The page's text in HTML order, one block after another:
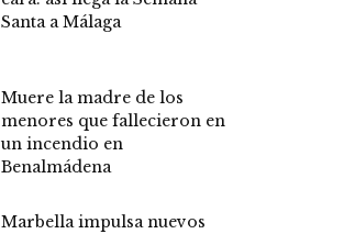
Santa a Málaga
Muere la madre de los
menores que fallecieron en
un incendio en
Benalmádena
Marbella impulsa nuevos